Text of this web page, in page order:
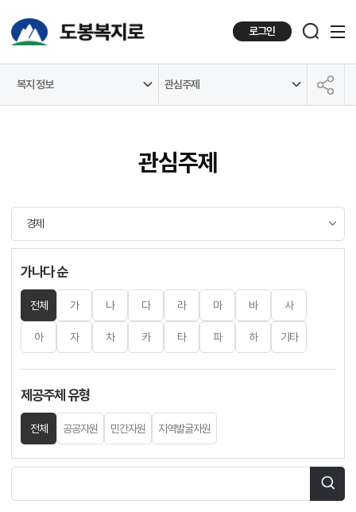
로그인
복지 정보 관심주제
관심주제
가나다 순
전체 가 나 다 라 마 바 사
아 자 차 카 타 파 하 기타
제공주체 유형
전체 공공자원 민간자원 지역발굴자원